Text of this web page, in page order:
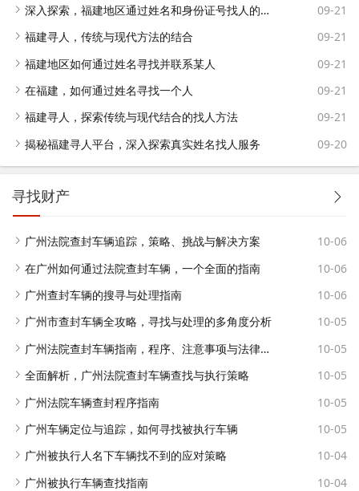
深入探索，福建地区通过姓名和身份证号找人的策略与方法
09-21
福建寻人，传统与现代方法的结合
09-21
福建地区如何通过姓名寻找并联系某人
09-21
在福建，如何通过姓名寻找一个人
09-21
福建寻人，探索传统与现代结合的找人方法
09-21
揭秘福建寻人平台，深入探索真实姓名找人服务
09-20
寻找财产
广州法院查封车辆追踪，策略、挑战与解决方案
10-06
在广州如何通过法院查封车辆，一个全面的指南
10-06
广州查封车辆的搜寻与处理指南
10-06
广州市查封车辆全攻略，寻找与处理的多角度分析
10-05
广州法院查封车辆指南，程序、注意事项与法律依据
10-05
全面解析，广州法院查封车辆查找与执行策略
10-05
广州法院车辆查封程序指南
10-05
广州车辆定位与追踪，如何寻找被执行车辆
10-05
广州被执行人名下车辆找不到的应对策略
10-04
广州被执行车辆查找指南
10-04